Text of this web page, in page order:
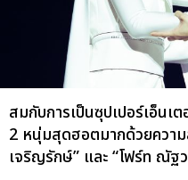
สมกับการเป็นซุปเปอร์เอ็นเ
2 หนุ่มสุดฮอตมากด้วยควา
เจริญรักษ์” และ “โฟร์ท ณัฐ